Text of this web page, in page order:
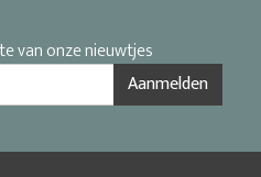
van onze nieuwtjes
Aanmelden